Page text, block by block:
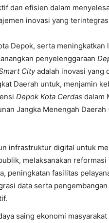
dan efisien dalam
inovasi yang
Depok, serta meningkatkan
penyelenggaraan
Cityadalah inovasi yang
Daerah untuk, menjamin
Depok Kota Cerdas dalam
Jangka Menengah Daerah
infrastruktur digital untuk
melaksanakan
peningkatan fasilitas
data serta
saing ekonomi